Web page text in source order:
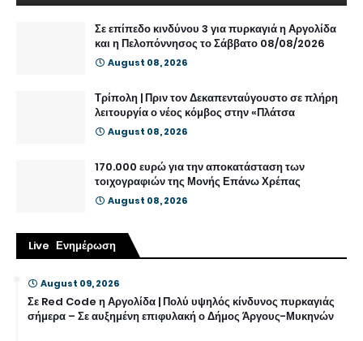
Σε επίπεδο κινδύνου 3 για πυρκαγιά η Αργολίδα
και η Πελοπόννησος το Σάββατο 08/08/2026
August 08, 2026
Τρίπολη | Πριν τον Δεκαπενταύγουστο σε πλήρη
λειτουργία ο νέος κόμβος στην «Πλάτσα
August 08, 2026
170.000 ευρώ για την αποκατάσταση των
τοιχογραφιών της Μονής Επάνω Χρέπας
August 08, 2026
Live Ενημέρωση
August 09, 2026
Σε Red Code η Αργολίδα | Πολύ υψηλός κίνδυνος πυρκαγιάς
σήμερα – Σε αυξημένη επιφυλακή ο Δήμος Άργους-Μυκηνών